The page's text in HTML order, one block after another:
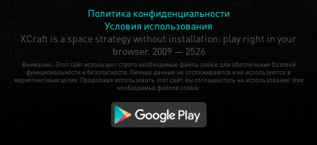
Политика конфиденциальности
Условия использования
XCraft is a space strategy without installation: play right in your
browser. 2009 — 2526
Внимание: Этот сайт использует строго необходимые файлы cookie для обеспечения базовой
функциональности и безопасности. Личные данные не отслеживаются и не используются в
маркетинговых целях. Продолжая использовать этот сайт, вы соглашаетесь на использование этих
необходимых файлов cookie.